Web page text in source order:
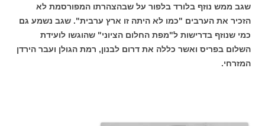
שגב ממש נוזף בלורד בלפור על שבהצהרתו המפורסמת לא
הזכיר את הערבים "כמו לא היתה זו ארץ ערבית". שגב נשמע גם
כמי שנוזף בדרישות ל"מפת החלום הציוני" שהוגשו לועידת
השלום בפריס ואשר כללה את דרום לבנון, רמת הגולן ועבר הירדן
המזרחי.